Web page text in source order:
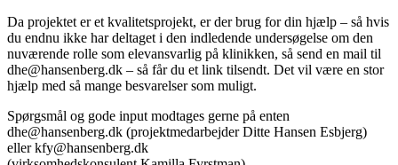
Da projektet er et kvalitetsprojekt, er der brug for din hjælp – så hvis
du endnu ikke har deltaget i den indledende undersøgelse om den
nuværende rolle som elevansvarlig på klinikken, så send en mail til
dhe@hansenberg.dk – så får du et link tilsendt. Det vil være en stor
hjælp med så mange besvarelser som muligt.
Spørgsmål og gode input modtages gerne på enten
dhe@hansenberg.dk (projektmedarbejder Ditte Hansen Esbjerg)
eller kfy@hansenberg.dk